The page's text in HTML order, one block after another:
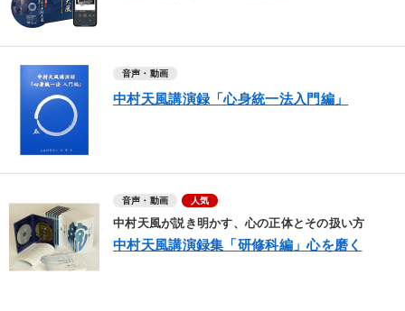
音声・動画
中村天風講演録「心身統一法入門編」
音声・動画 人気
中村天風が説き明かす、心の正体とその扱い方
中村天風講演録集「研修科編」心を磨く